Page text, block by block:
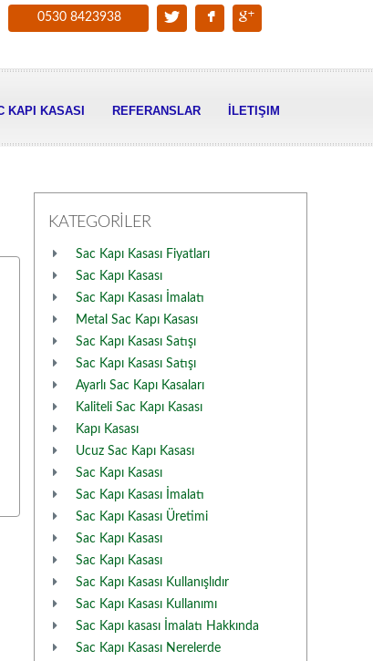
0530 8423938
KAPI KASASI REFERANSLAR İLETIŞIM
KATEGORİLER
Sac Kapı Kasası Fiyatları
Sac Kapı Kasası
Sac Kapı Kasası İmalatı
Metal Sac Kapı Kasası
Sac Kapı Kasası Satışı
Sac Kapı Kasası Satışı
Ayarlı Sac Kapı Kasaları
Kaliteli Sac Kapı Kasası
Kapı Kasası
Ucuz Sac Kapı Kasası
Sac Kapı Kasası
Sac Kapı Kasası İmalatı
Sac Kapı Kasası Üretimi
Sac Kapı Kasası
Sac Kapı Kasası
Sac Kapı Kasası Kullanışlıdır
Sac Kapı Kasası Kullanımı
Sac Kapı kasası İmalatı Hakkında
Sac Kapı Kasası Nerelerde